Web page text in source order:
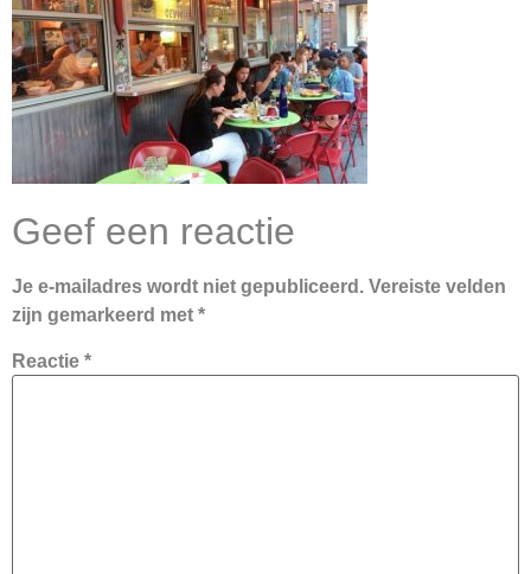
Geef een reactie
Je e-mailadres wordt niet gepubliceerd. Vereiste velden
zijn gemarkeerd met *
Reactie *